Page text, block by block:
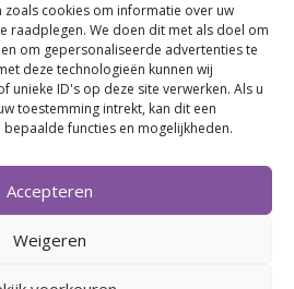
cookies om informatie over uw
raadplegen. We doen dit met als doel om
om gepersonaliseerde advertenties te
deze technologieën kunnen wij
unieke ID's op deze site verwerken. Als u
toestemming intrekt, kan dit een
functies en mogelijkheden.
Accepteren
Weigeren
BE0746.853.082
HAAK-ATELJEE
wegens medische reden.
september.